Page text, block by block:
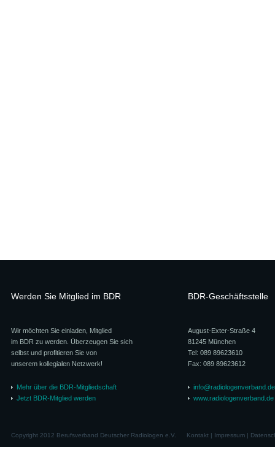
Werden Sie Mitglied im BDR
Wir möchten Sie einladen, Mitglied
im BDR zu werden. Überzeugen Sie sich
selbst und profitieren Sie von
unserem kollegialen Netzwerk!
Mehr über die BDR-Mitgliedschaft
Jetzt BDR-Mitglied werden
BDR-Geschäftsstelle
August-Exter-Straße 4
81245 München
Tel: 089 89623610
Fax: 089 89623612
info@radiologenverband.de
www.radiologenverband.de
Copyright 2012 Berufsverband Deutscher Radiologen e.V. Kontakt| Impressum|